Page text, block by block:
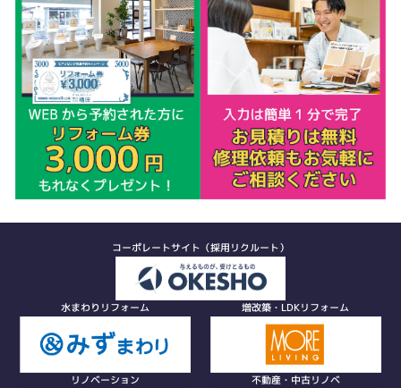
コーポレートサイト（採用リクルート）
水まわりリフォーム 増改築・LDKリフォーム
リノベーション 不動産・中古リノベ